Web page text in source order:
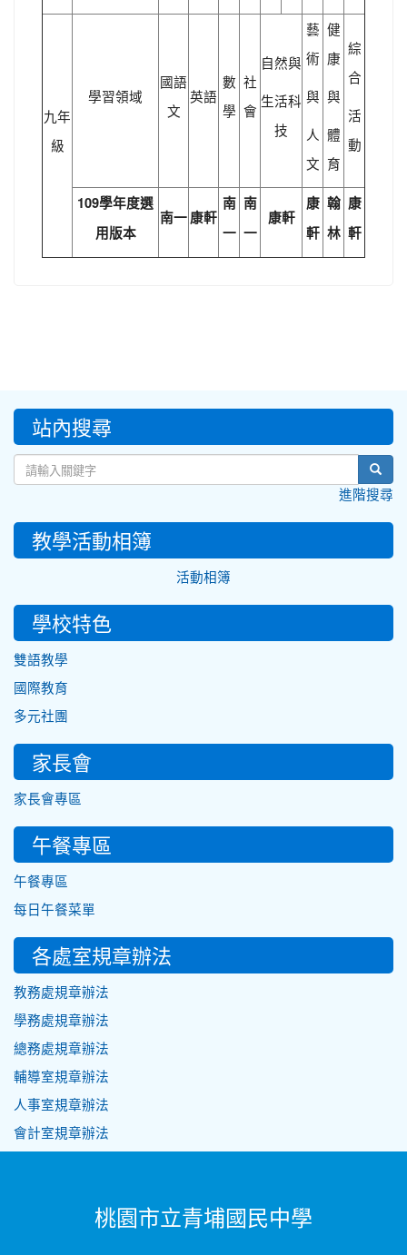
九年
級
學習領域
國語
文
英語
數
學
社
會
自然與
生活科
技
藝
術
與
人
文
健
康
與
體
育
綜
合
活
動
109學年度選
用版本
南一康軒
南
一
南
一
康軒
康
軒
翰
林
康
軒
::: 站內搜尋
進階搜尋
教學活動相簿
活動相簿
學校特色
雙語教學
國際教育
多元社團
家長會
家長會專區
午餐專區
午餐專區
每日午餐菜單
各處室規章辦法
教務處規章辦法
學務處規章辦法
總務處規章辦法
輔導室規章辦法
人事室規章辦法
會計室規章辦法
桃園市立青埔國民中學